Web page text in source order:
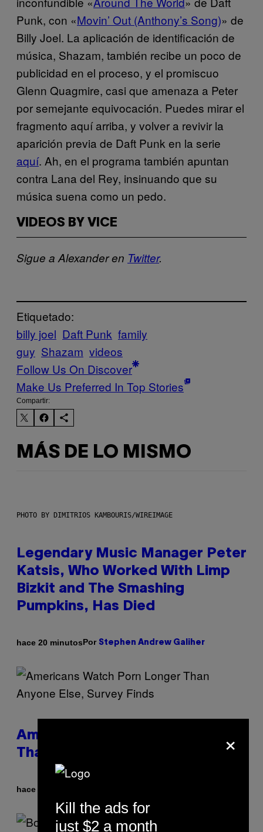
Punk, con «Movin’ Out (Anthony’s Song)» de
Billy Joel. La aplicación de identificación de
música, Shazam, también recibe un poco de
publicidad en el proceso, y el promiscuo
Glenn Quagmire, casi que amenaza a Peter
por semejante equivocación. Puedes mirar el
fragmento aquí arriba, y volver a revivir la
aparición previa de Daft Punk en la serie
aquí. Ah, en el programa también apuntan
contra Lana del Rey, insinuando que su
música suena como un pedo.
VIDEOS BY VICE
Sigue a Alexander en Twitter.
Etiquetado:
billy joel Daft Punk family
guy Shazam videos
Follow Us On Discover
Make Us Preferred In Top Stories
Compartir:
MÁS DE LO MISMO
PHOTO BY DIMITRIOS KAMBOURIS/WIREIMAGE
Legendary Music Manager Peter
Katsis, Who Worked With Limp
Bizkit and The Smashing
Pumpkins, Has Died
hace 20 minutosPor Stephen Andrew Galiher
Americans Watch Porn Longer
Than Anyone Else, Survey Finds
hace 1 hora
×
Kill the ads for
just $2 a month